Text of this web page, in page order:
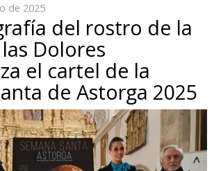
de 2025
del rostro de la
Dolores
el cartel de la
de Astorga 2025